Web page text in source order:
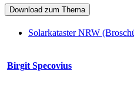
Download zum Thema
Solarkataster NRW
Birgit Specovius